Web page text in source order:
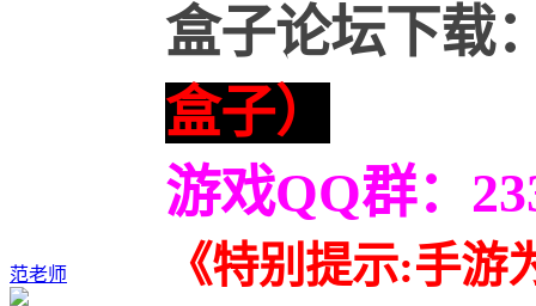
范老师
盒子论坛下载
盒子）
游戏QQ群：
《特别提示:手